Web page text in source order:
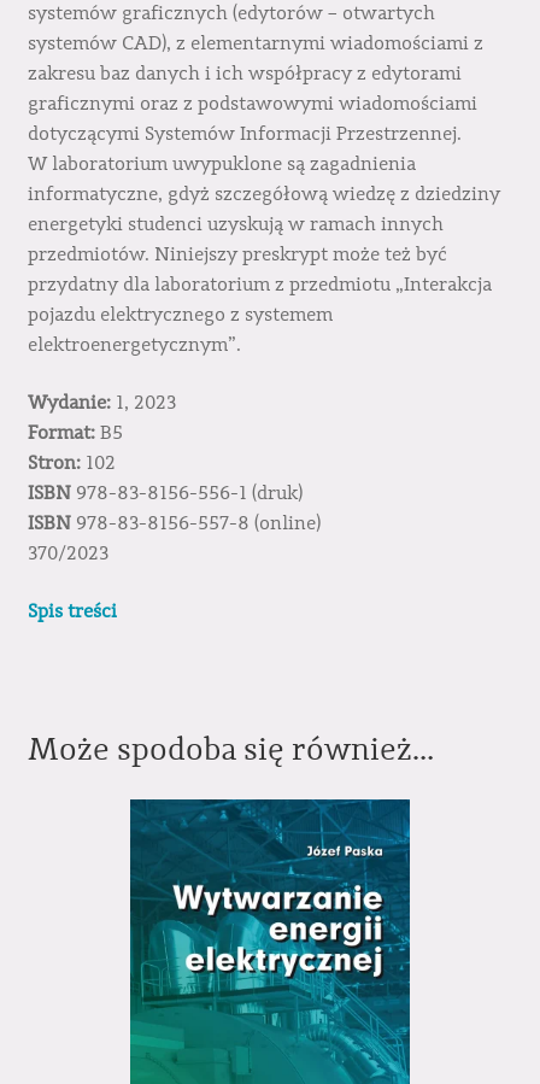
systemów graficznych (edytorów – otwartych
systemów CAD), z elementarnymi wiadomościami z
zakresu baz danych i ich współpracy z edytorami
graficznymi oraz z podstawowymi wiadomościami
dotyczącymi Systemów Informacji Przestrzennej.
W laboratorium uwypuklone są zagadnienia
informatyczne, gdyż szczegółową wiedzę z dziedziny
energetyki studenci uzyskują w ramach innych
przedmiotów. Niniejszy preskrypt może też być
przydatny dla laboratorium z przedmiotu „Interakcja
pojazdu elektrycznego z systemem
elektroenergetycznym”.
Wydanie:1, 2023
Format:B5
Stron:102
ISBN978-83-8156-556-1 (druk)
ISBN978-83-8156-557-8 (online)
370/2023
Spis treści
Może spodoba się również…